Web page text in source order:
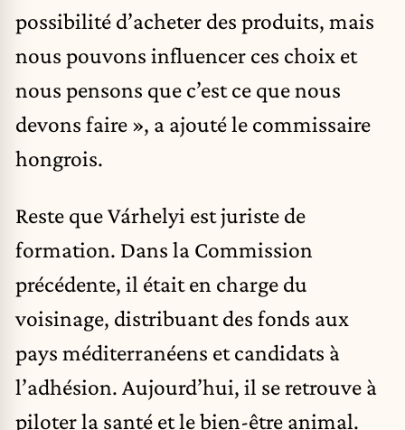
possibilité d’acheter des produits, mais
nous pouvons influencer ces choix et
nous pensons que c’est ce que nous
devons faire », a ajouté le commissaire
hongrois.
Reste que Várhelyi est juriste de
formation. Dans la Commission
précédente, il était en charge du
voisinage, distribuant des fonds aux
pays méditerranéens et candidats à
l’adhésion. Aujourd’hui, il se retrouve à
piloter la santé et le bien-être animal.